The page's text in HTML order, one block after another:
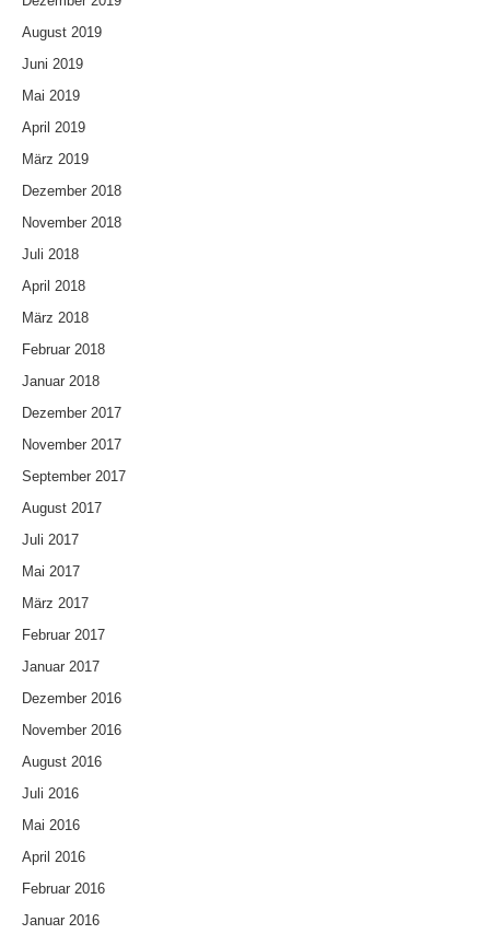
August 2019
Juni 2019
Mai 2019
April 2019
März 2019
Dezember 2018
November 2018
Juli 2018
April 2018
März 2018
Februar 2018
Januar 2018
Dezember 2017
November 2017
September 2017
August 2017
Juli 2017
Mai 2017
März 2017
Februar 2017
Januar 2017
Dezember 2016
November 2016
August 2016
Juli 2016
Mai 2016
April 2016
Februar 2016
Januar 2016